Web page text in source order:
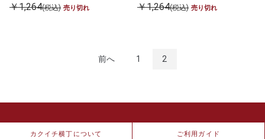
￥1,264(税込) 売り切れ ￥1,264(税込) 売り切れ
前へ 1 2
カクイチ横丁について ご利用ガイド